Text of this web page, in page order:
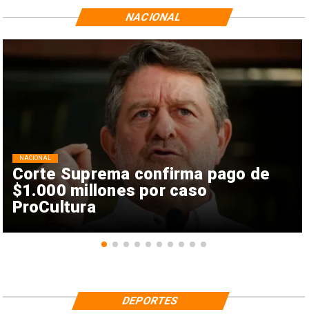
Corte Suprema confirma pago de
$1.000 millones por caso
ProCultura
NACIONAL
NACIONAL
DEPORTES